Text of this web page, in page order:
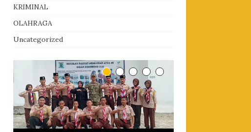
KRIMINAL
OLAHRAGA
Uncategorized